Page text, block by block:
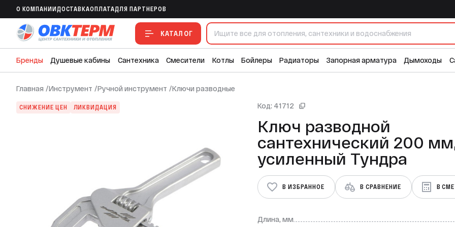
O КОМПАНИИ ДОСТАВКАОПЛАТАДЛЯ ПАРТНЕРОВ
КАТАЛОГ
Бренды Душевые кабины Сантехника Смесители Котлы Бойлеры Радиаторы Запорная арматура Дымоходы
Главная /Инструмент /Ручной инструмент /Ключи разводные
СНИЖЕНИЕ ЦЕН ЛИКВИДАЦИЯ Код: 41712
Ключ разводной
сантехнический 200
усиленный Тундра
В ИЗБРАННОЕ В СРАВНЕНИЕ В
Длина, мм
Ключ разводной сантехнический 200 мм, усиленный Тундра
В ИЗБРАННОЕ В СРАВНЕНИЕ В СМЕТУ